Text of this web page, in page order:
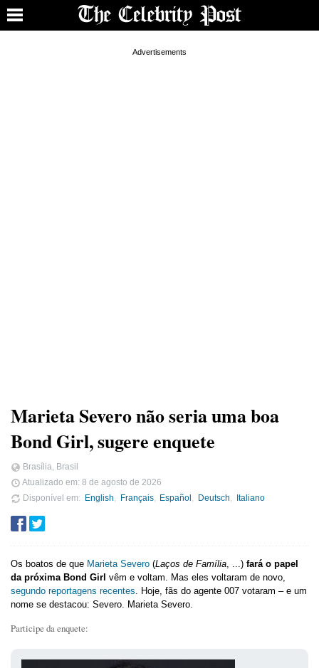
Marieta Severo não seria uma boa
Bond Girl, sugere enquete
Brasília, Brasil
Atualizado em: 8 de agosto de 2026
Disponível em
English Français Español Deutsch Italiano
Os boatos de que Marieta Severo (Laços de Família, ...) fará o papel
da próxima Bond Girl vêm e voltam. Mas eles voltaram de novo,
segundo reportagens recentes. Hoje, fãs do agente 007 votaram – e um
nome se destacou: Severo. Marieta Severo.
Participe da enquete: